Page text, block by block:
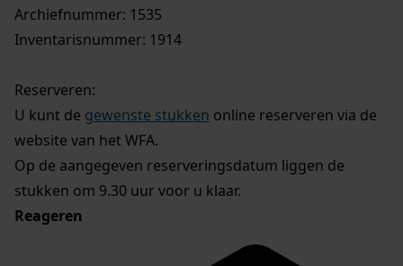
Archiefnummer: 1535
Inventarisnummer: 1914
Reserveren:
U kunt de gewenste stukken online reserveren via de
website van het WFA.
Op de aangegeven reserveringsdatum liggen de
stukken om 9.30 uur voor u klaar.
Reageren